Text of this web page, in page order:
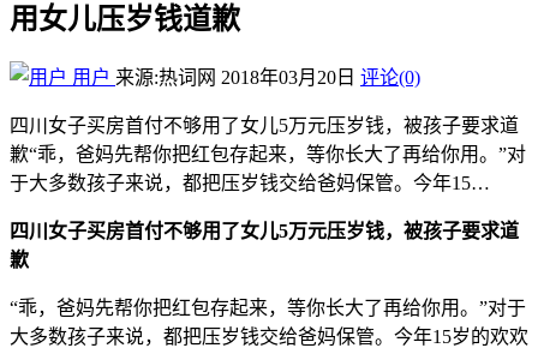
用女儿压岁钱道歉
用户 来源:热词网 2018年03月20日 评论(0)
四川女子买房首付不够用了女儿5万元压岁钱，被孩子要求道
歉“乖，爸妈先帮你把红包存起来，等你长大了再给你用。”对
于大多数孩子来说，都把压岁钱交给爸妈保管。今年15…
四川女子买房首付不够用了女儿5万元压岁钱，被孩子要求道
歉
“乖，爸妈先帮你把红包存起来，等你长大了再给你用。”对于
大多数孩子来说，都把压岁钱交给爸妈保管。今年15岁的欢欢